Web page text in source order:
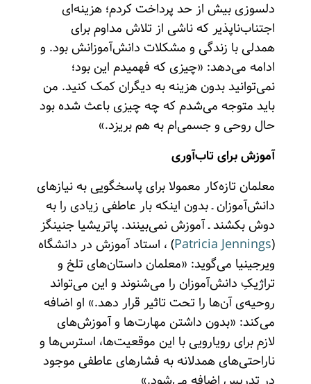
دلسوزی بیش از حد پرداخت کردم؛ هزینه‌ای
اجتناب‌ناپذیر که ناشی از تلاش مداوم برای
همدلی با زندگی و مشکلات دانش‌آموزانش بود. و
ادامه می‌دهد: «چیزی که فهمیدم این بود؛
نمی‌توانید بدون هزینه به دیگران کمک کنید. من
باید متوجه می‌شدم که چه چیزی باعث شده بود
حال روحی و جسمی‌ام به هم بریزد.»
آموزش برای تاب‌آوری
معلمان تازه‌کار معمولا برای پاسخگویی به نیازهای
دانش‌آموزان ـ بدون اینکه بار عاطفی زیادی را به
دوش بکشند ـ آموزش نمی‌بینند. پاتریشیا جنینگز
(
Patricia Jennings) ، استاد آموزش در دانشگاه
ویرجینیا می‌گوید: «معلمان داستان‌های تلخ و
تراژیکِ دانش‌آموزان را می‌شنوند و این می‌تواند
روحیه‌ی آن‌ها را تحت تاثیر قرار دهد.» او اضافه
می‌کند: «بدون داشتن مهارت‌ها و آموزش‌های
لازم برای رویارویی با این موقعیت‌ها، استرس‌ها و
ناراحتی‌های همدلانه به فشارهای عاطفی موجود